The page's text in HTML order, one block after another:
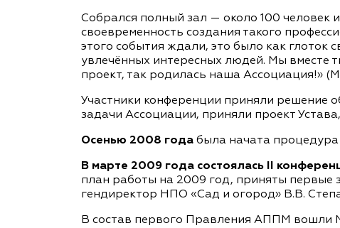
Собрался полный зал — около 100 человек
своевременность создания такого
этого события ждали, это было как глоток
увлечённых интересных людей. Мы вместе
проект, так родилась наша Ассоциация!»
Участники конференции приняли решение
задачи Ассоциации, приняли проект
Осенью 2008 года была начата
В марте 2009 года состоялась II
план работы на 2009 год, приняты первые
гендиректор НПО «Сад и огород» В.В.
В состав первого Правления АППМ вошли